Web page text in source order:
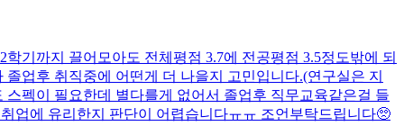
기까지 끌어모아도 전체평점 3.7에 전공평점 3.5정도밖에 되
업후 취직중에 어떤게 더 나을지 고민입니다.(연구실은 지
펙이 필요한데 별다를게 없어서 졸업후 직무교육같은걸 들
업에 유리한지 판단이 어렵습니다ㅠㅠ 조언부탁드립니다🥺